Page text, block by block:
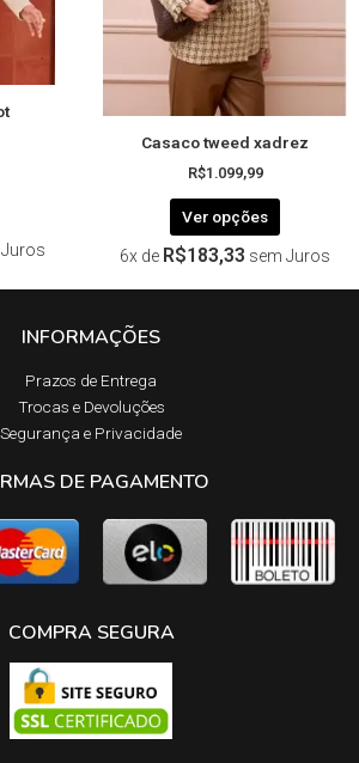
ser
escolhidas
página
do
Casaco tweed xadrez
R$1.099,99
Ver opções
escolhidas
página
do
produto
6x de R$183,33 sem Juros
INFORMAÇÕES
Prazos de Entrega​
Trocas e Devoluções​
Segurança e Privacidade
DE PAGAMENTO
COMPRA SEGURA